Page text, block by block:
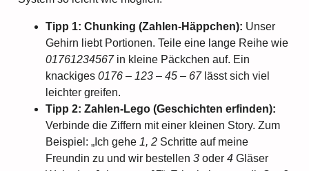
Tipp 1: Chunking (Zahlen-Häppchen): Unser
Gehirn liebt Portionen. Teile eine lange Reihe wie
01761234567in kleine Päckchen auf. Ein
knackiges 0176 – 123 – 45 – 67lässt sich viel
leichter greifen.
Tipp 2: Zahlen-Lego (Geschichten erfinden):
Verbinde die Ziffern mit einer kleinen Story. Zum
Beispiel: „Ich gehe 1, 2 Schritte auf meine
Freundin zu und wir bestellen 3 oder 4 Gläser